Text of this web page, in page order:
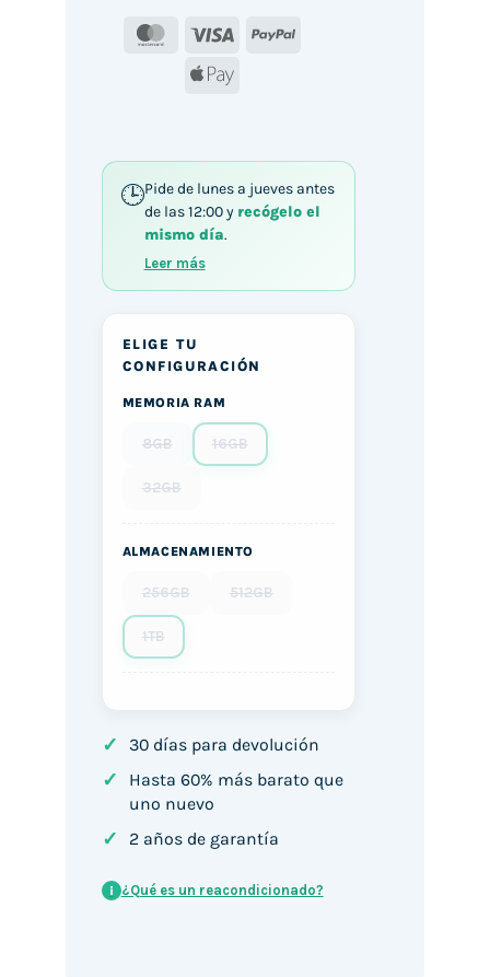
MasterCard
Visa
PayPal
Apple
Pide de lunes a jueves antes
de las 12:00 y recógelo el
mismo día.
Leer más
ELIGE TU
CONFIGURACIÓN
MEMORIA RAM
8GB 16GB
32GB
ALMACENAMIENTO
256GB 512GB
1TB
✓ 30 días para devolución
✓
Hasta 60% más barato que
uno nuevo
✓ 2 años de garantía
i ¿Qué es un reacondicionado?